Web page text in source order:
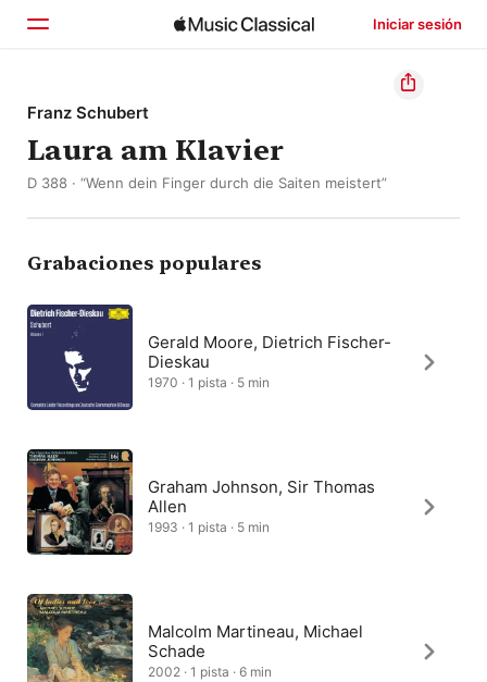
Iniciar sesión
Inicio
Explorar
Franz Schubert
Laura am Klavier
D 388 · “Wenn dein Finger durch die Saiten meistert”
Grabaciones populares
Gerald Moore, Dietrich Fischer-
Dieskau
1970 · 1 pista · 5 min
Graham Johnson, Sir Thomas
Allen
1993 · 1 pista · 5 min
Malcolm Martineau, Michael
Schade
2002 · 1 pista · 6 min